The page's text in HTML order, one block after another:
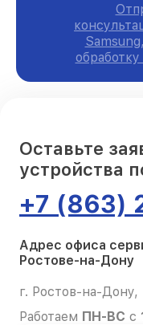
Оставьте
устройства
+7 (863)
Адрес офиса
Ростове-на-Дону
г. Ростов-на-Дону,
Работаем ПН-ВС с